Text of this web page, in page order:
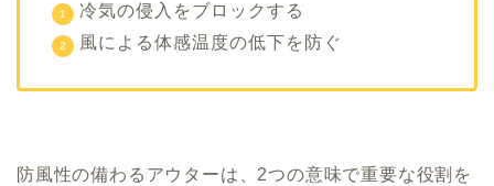
冷気の侵入をブロックする
風による体感温度の低下を防ぐ
防風性の備わるアウターは、2つの意味で重要な役割を